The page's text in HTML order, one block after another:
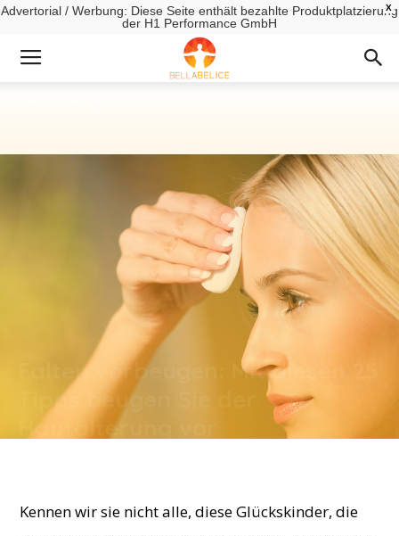
X
Advertorial / Werbung: Diese Seite enthält bezahlte Produktplatzierung
der H1 Performance GmbH
Falten vorbeugen: Mit diesen 25
Tipps beugen Sie der
Hautalterung vor
Kennen wir sie nicht alle, diese Glückskinder, die